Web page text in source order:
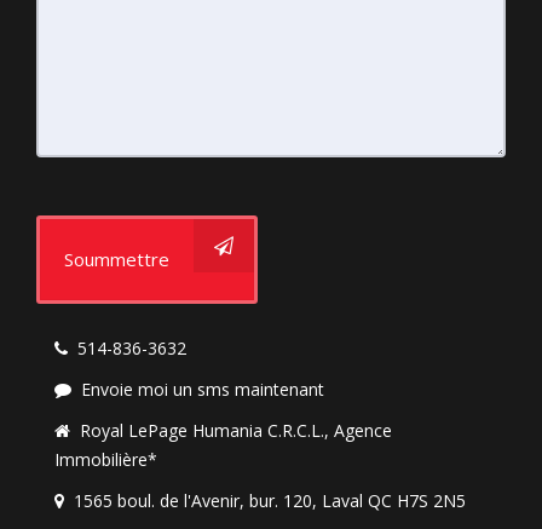
Soummettre
514-836-3632
Envoie moi un sms maintenant
Royal LePage Humania C.R.C.L., Agence
Immobilière*
1565 boul. de l'Avenir, bur. 120, Laval QC H7S 2N5